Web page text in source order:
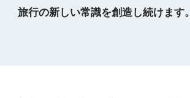
旅行の新しい常識を創造し続けます。